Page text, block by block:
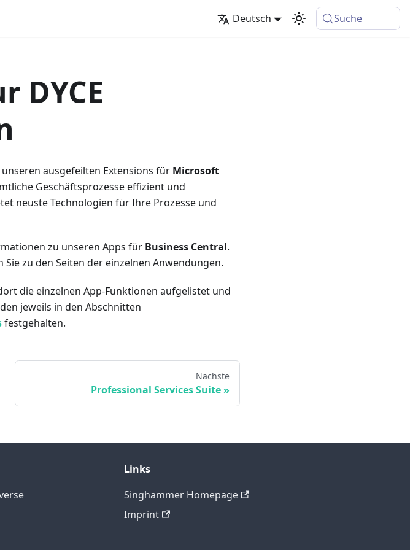
Deutsch Suche
DYCE
ausgefeilten Extensions für Microsoft
Geschäftsprozesse effizient und
neuste Technologien für Ihre Prozesse und
zu unseren Apps für Business Central.
zu den Seiten der einzelnen Anwendungen.
die einzelnen App-Funktionen aufgelistet und
jeweils in den Abschnitten
festgehalten.
Nächste
Professional Services Suite
Links
Singhammer Homepage
Imprint